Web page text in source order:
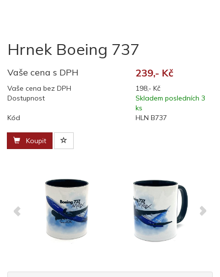
Hrnek Boeing 737
Vaše cena s DPH 239,- Kč
Vaše cena bez DPH
198,- Kč
Dostupnost
Skladem posledních 3
ks
Kód
HLN B737
Koupit